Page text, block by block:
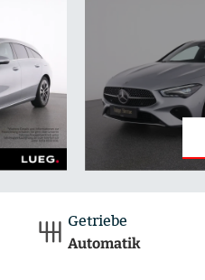
Getriebe
Automatik